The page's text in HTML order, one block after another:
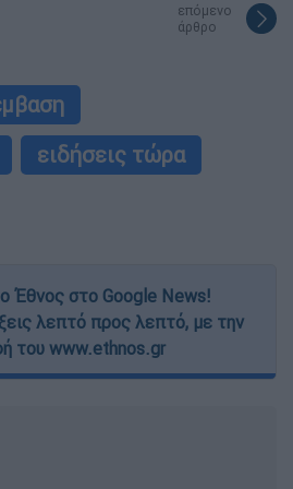
επόμενο
άρθρο
ειδήσεις τώρα
Έθνος στο Google News!
λεπτό προς λεπτό, με την
του www.ethnos.gr